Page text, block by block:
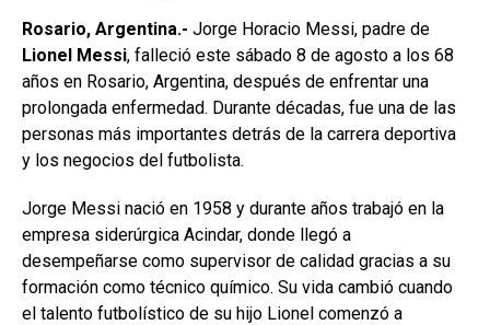
Rosario, Argentina.- Jorge Horacio Messi, padre de
Lionel Messi, falleció este sábado 8 de agosto a los 68
años en Rosario, Argentina, después de enfrentar una
prolongada enfermedad. Durante décadas, fue una de las
personas más importantes detrás de la carrera deportiva
y los negocios del futbolista.
Jorge Messi nació en 1958 y durante años trabajó en la
empresa siderúrgica Acindar, donde llegó a
desempeñarse como supervisor de calidad gracias a su
formación como técnico químico. Su vida cambió cuando
el talento futbolístico de su hijo Lionel comenzó a